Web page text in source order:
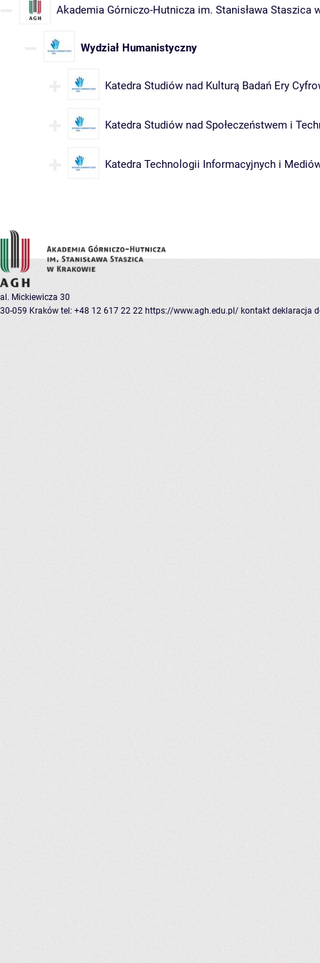
Akademia Górniczo-Hutnicza im. Stanisława Staszica
Wydział Humanistyczny
Katedra Studiów nad Kulturą Badań Ery
Katedra Studiów nad Społeczeństwem i
Katedra Technologii Informacyjnych i
al. Mickiewicza 30
30-059 Kraków tel: +48 12 617 22 22 https://www.agh.edu.pl/ kontakt deklaracja